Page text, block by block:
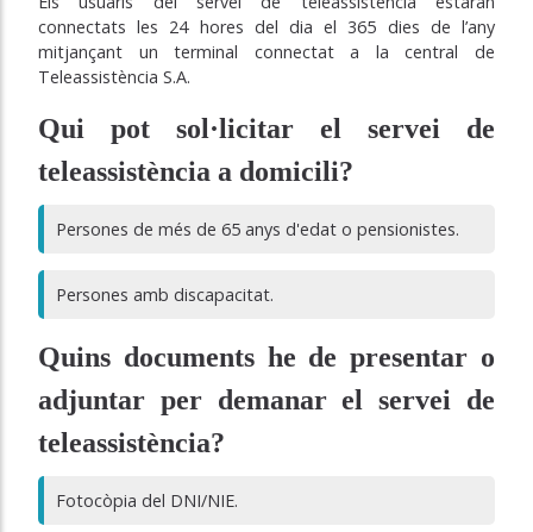
connectats les 24 hores del dia el 365 dies de l’any
mitjançant un terminal connectat a la central de
Teleassistència S.A.
Qui pot sol·licitar el servei de
teleassistència a domicili?
Persones de més de 65 anys d'edat o pensionistes.
Persones amb discapacitat.
Quins documents he de presentar o
adjuntar per demanar el servei de
teleassistència?
Fotocòpia del DNI/NIE.